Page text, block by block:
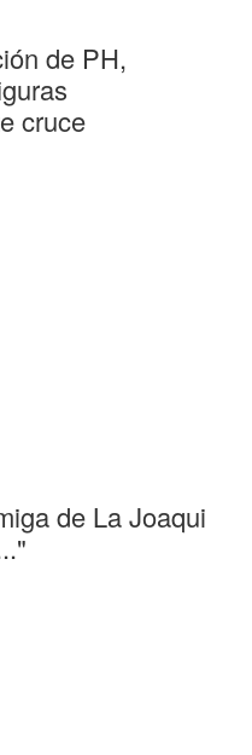
de PH,
cruce
de La Joaqui